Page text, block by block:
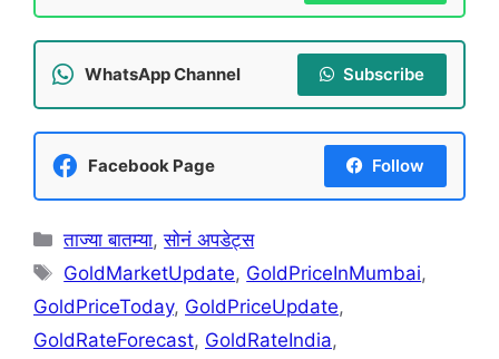
WhatsApp Channel Subscribe
Facebook Page Follow
Categories
ताज्या बातम्या,सोनं अपडेट्स
Tags
GoldMarketUpdate, GoldPriceInMumbai,
GoldPriceToday, GoldPriceUpdate,
GoldRateForecast, GoldRateIndia,